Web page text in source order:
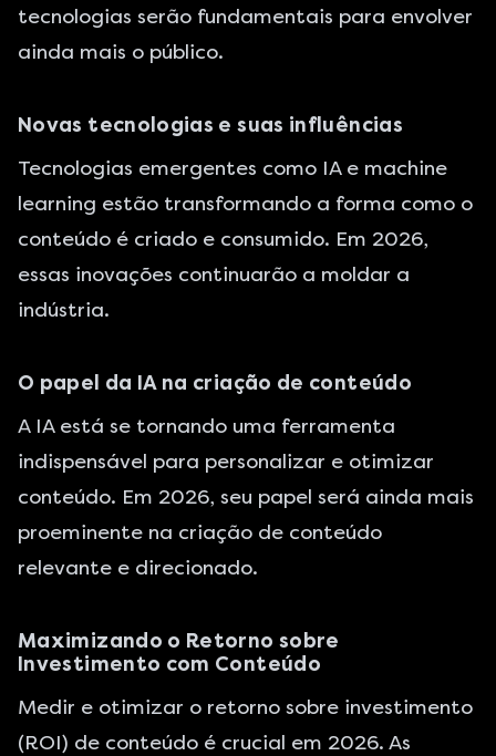
tecnologias serão fundamentais para envolver
ainda mais o público.
Novas tecnologias e suas influências
Tecnologias emergentes como IA e machine
learning estão transformando a forma como o
conteúdo é criado e consumido. Em 2026,
essas inovações continuarão a moldar a
indústria.
O papel da IA na criação de conteúdo
A IA está se tornando uma ferramenta
indispensável para personalizar e otimizar
conteúdo. Em 2026, seu papel será ainda mais
proeminente na criação de conteúdo
relevante e direcionado.
Maximizando o Retorno sobre
Investimento com Conteúdo
Medir e otimizar o retorno sobre investimento
(ROI) de conteúdo é crucial em 2026. As